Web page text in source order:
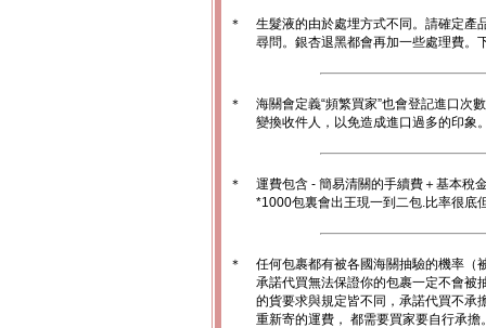
＊
生髮液的由於處埋方式不同。請確定產
尋問。銀杏退黑都會再加一些處理費。
＊
海關會定義“頻繁買家”也會登記進口次
變換收件人，以免造成進口過多的印象
＊
運費包含 - 簡易清關的手續費＋基本稅
*1000包裏會出王現一到二包.比率很底
＊
任何包裹都有被各國海關抽驗的機率（
承諾代買無法保證你的包裹一定不會被
的貨要求與規定皆不同，承諾代買不承
重新寄的運費， 都需要買家要自行承擔